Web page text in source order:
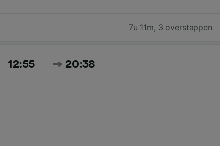
7u 11m, 3 overstappen
12:55 20:38